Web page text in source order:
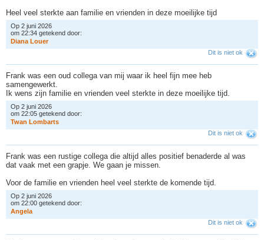
Heel veel sterkte aan familie en vrienden in deze moeilijke tijd
Op 2 juni 2026
om 22:34 getekend door:
Diana Louer
Dit is niet ok
Frank was een oud collega van mij waar ik heel fijn mee heb
samengewerkt.
Ik wens zijn familie en vrienden veel sterkte in deze moeilijke tijd.
Op 2 juni 2026
om 22:05 getekend door:
Twan Lombarts
Dit is niet ok
Frank was een rustige collega die altijd alles positief benaderde al was
dat vaak met een grapje. We gaan je missen.
Voor de familie en vrienden heel veel sterkte de komende tijd.
Op 2 juni 2026
om 22:00 getekend door:
Angela
Dit is niet ok